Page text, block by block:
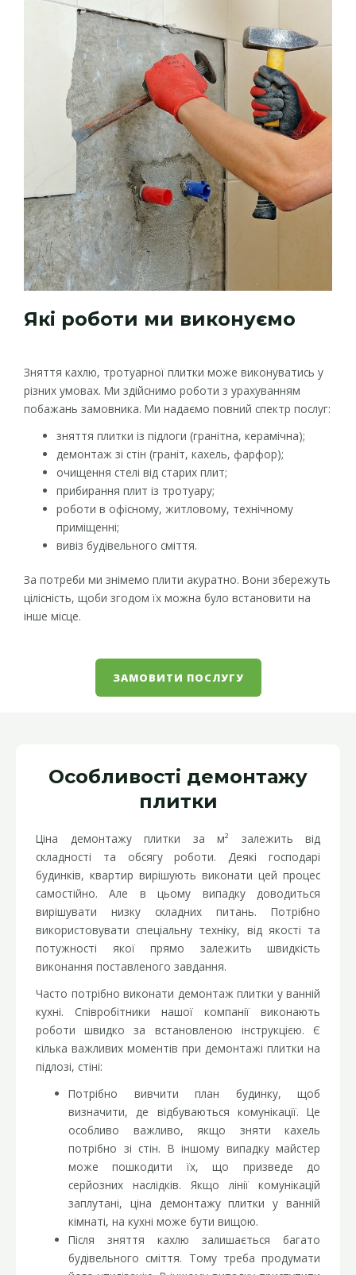
Які роботи ми виконуємо
Зняття кахлю, тротуарної плитки може виконуватись у
різних умовах. Ми здійснимо роботи з урахуванням
побажань замовника. Ми надаємо повний спектр послуг:
зняття плитки із підлоги (гранітна, керамічна);
демонтаж зі стін (граніт, кахель, фарфор);
очищення стелі від старих плит;
прибирання плит із тротуару;
роботи в офісному, житловому, технічному
приміщенні;
вивіз будівельного сміття.
За потреби ми знімемо плити акуратно. Вони збережуть
цілісність, щоби згодом їх можна було встановити на
інше місце.
ЗАМОВИТИ ПОСЛУГУ
Особливості демонтажу
плитки
Ціна демонтажу плитки за м² залежить від
складності та обсягу роботи. Деякі господарі
будинків, квартир вирішують виконати цей процес
самостійно. Але в цьому випадку доводиться
вирішувати низку складних питань. Потрібно
використовувати спеціальну техніку, від якості та
потужності якої прямо залежить швидкість
виконання поставленого завдання.
Часто потрібно виконати демонтаж плитки у ванній
кухні. Співробітники нашої компанії виконають
роботи швидко за встановленою інструкцією. Є
кілька важливих моментів при демонтажі плитки на
підлозі, стіні:
Потрібно вивчити план будинку, щоб
визначити, де відбуваються комунікації. Це
особливо важливо, якщо зняти кахель
потрібно зі стін. В іншому випадку майстер
може пошкодити їх, що призведе до
серйозних наслідків. Якщо лінії комунікацій
заплутані, ціна демонтажу плитки у ванній
кімнаті, на кухні може бути вищою.
Після зняття кахлю залишається багато
будівельного сміття. Тому треба продумати